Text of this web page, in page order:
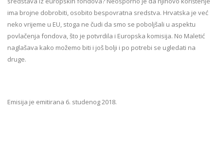
ima brojne dobrobiti, osobito bespovratna sredstva. Hrvatska je već
neko vrijeme u EU, stoga ne čudi da smo se poboljšali u aspektu
povlačenja fondova, što je potvrdila i Europska komisija. No Maletić
naglašava kako možemo biti i još bolji i po potrebi se ugledati na
druge.
Emisija je emitirana 6. studenog 2018.